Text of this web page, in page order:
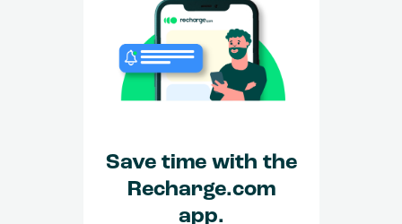
Save time with the
Recharge.com
app.